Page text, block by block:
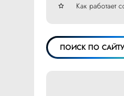
Как работает
ПОИСК ПО САЙТУ